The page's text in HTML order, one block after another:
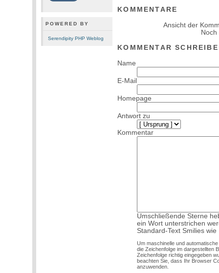
POWERED BY
Serendipity PHP Weblog
KOMMENTARE
Ansicht der
KOMMENTAR
Name
E-Mail
Homepage
Antwort zu
Kommentar
Umschließende Sterne
ein Wort unterstrichen
Standard-Text Smilies
Um maschinelle und
die Zeichenfolge im dargestellten
Zeichenfolge richtig eingegeben
beachten Sie, dass Ihr Browser
anzuwenden.